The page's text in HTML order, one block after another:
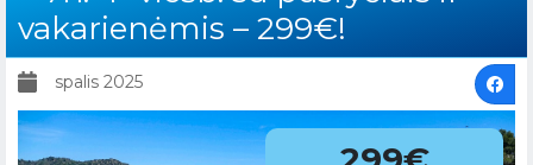
vakarienėmis – 299€!
spalis 2025